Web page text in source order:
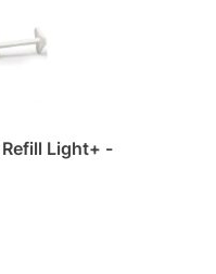
Light+ -